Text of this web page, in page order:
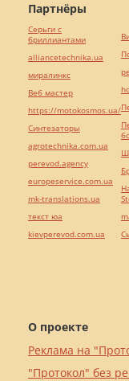
О проекте
Реклама на
"Протокол" без
Партнёры
Серьги с
бриллиантами
alliancetechnika.ua
миралинкс
Веб мастер
https://motokosmos.ua/
Синтезаторы
agrotechnika.com.ua
perevod.agency
europeservice.com.ua
mk-translations.ua
текст юа
kievperevod.com.ua